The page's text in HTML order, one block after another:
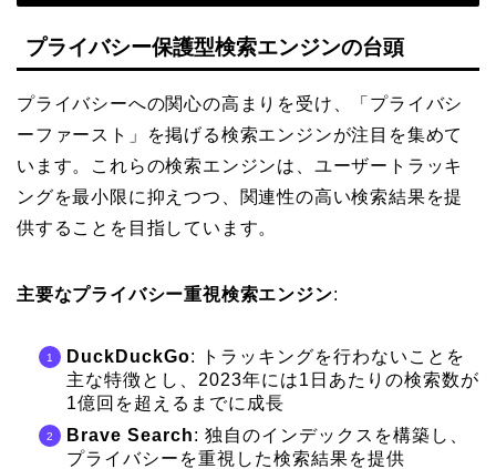
プライバシー保護型検索エンジンの台頭
プライバシーへの関心の高まりを受け、「プライバシ
ーファースト」を掲げる検索エンジンが注目を集めて
います。これらの検索エンジンは、ユーザートラッキ
ングを最小限に抑えつつ、関連性の高い検索結果を提
供することを目指しています。
主要なプライバシー重視検索エンジン:
DuckDuckGo: トラッキングを行わないことを
主な特徴とし、2023年には1日あたりの検索数が
1億回を超えるまでに成長
Brave Search: 独自のインデックスを構築し、
プライバシーを重視した検索結果を提供